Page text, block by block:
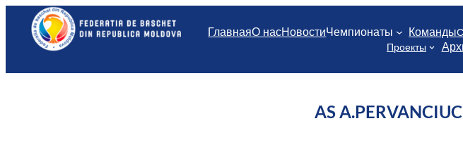
Перейти
содержимому
ГлавнаяО насНовостиЧемпионаты Команды
Проекты
AS